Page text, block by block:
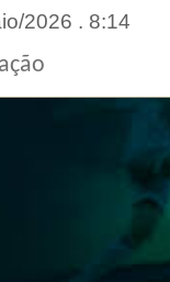
2026 . 8:14